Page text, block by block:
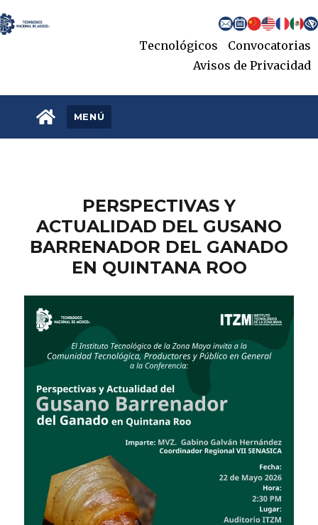
content
Tecnológicos
Convocatorias
Avisos de Privacidad
MENÚ
PERSPECTIVAS Y
ACTUALIDAD DEL GUSANO
BARRENADOR DEL GANADO
EN QUINTANA ROO